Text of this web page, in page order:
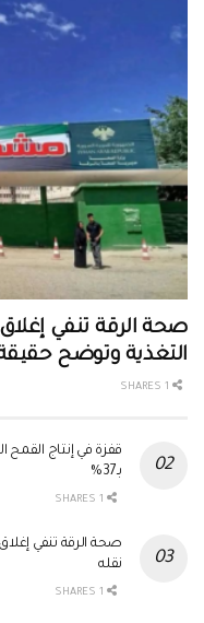
صحة الرقة تنفي
التغذية وتوضح
بـ37%
صحة الرقة تنفي
نقله